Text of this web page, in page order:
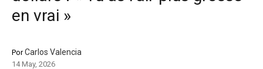
en vrai »
PorCarlos Valencia
14 May, 2026